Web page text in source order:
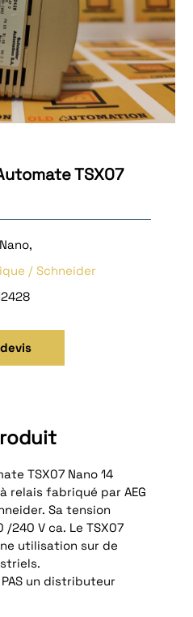
TSX07
/ Schneider
TSX07 Nano 14
relais fabriqué par AEG
Sa tension
240 V ca. Le TSX07
utilisation sur de
un distributeur